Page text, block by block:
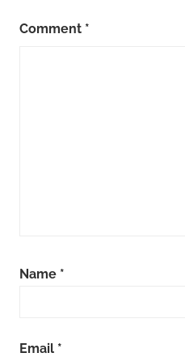
Comment *
Name *
Email *